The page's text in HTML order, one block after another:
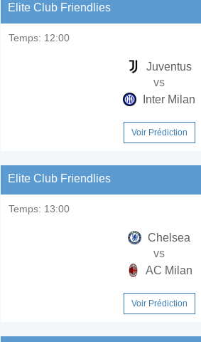
Elite Club Friendlies
Temps: 12:00
Juventus
vs
Inter Milan
Voir Prédiction
Elite Club Friendlies
Temps: 13:00
Chelsea
vs
AC Milan
Voir Prédiction